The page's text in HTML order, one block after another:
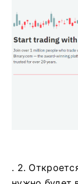
. 2.